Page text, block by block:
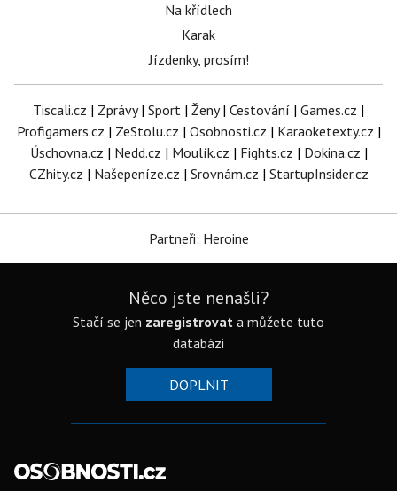
Na křídlech
Karak
Jízdenky, prosím!
Tiscali.cz | Zprávy| Sport | Ženy| Cestování | Games.cz |
Profigamers.cz | ZeStolu.cz | Osobnosti.cz | Karaoketexty.cz |
Úschovna.cz | Nedd.cz | Moulík.cz | Fights.cz | Dokina.cz |
CZhity.cz | Našepeníze.cz | Srovnám.cz | StartupInsider.cz
Partneři: Heroine
Něco jste nenašli?
Stačí se jen zaregistrovat a můžete tuto
databázi
DOPLNIT